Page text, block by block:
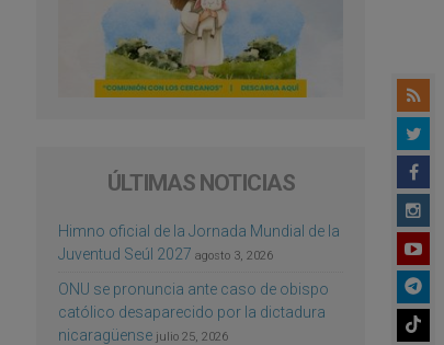
ÚLTIMAS NOTICIAS
Himno oficial de la Jornada Mundial de la
Juventud Seúl 2027 agosto 3, 2026
ONU se pronuncia ante caso de obispo
católico desaparecido por la dictadura
nicaragüense julio 25, 2026